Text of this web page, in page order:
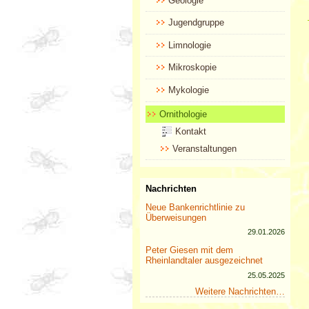
Jugendgruppe
Limnologie
Mikroskopie
Mykologie
Ornithologie
Kontakt
Veranstaltungen
Nachrichten
Neue Bankenrichtlinie zu
Überweisungen
29.01.2026
Peter Giesen mit dem
Rheinlandtaler ausgezeichnet
25.05.2025
Weitere Nachrichten…